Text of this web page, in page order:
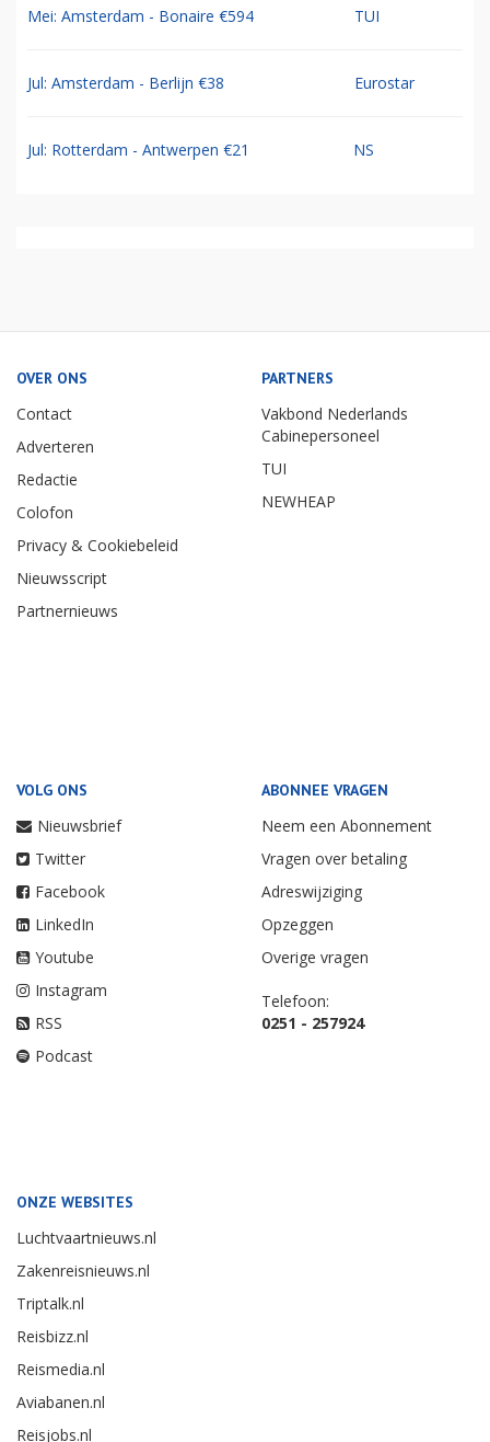
Mei: Amsterdam - Bonaire €594 TUI
Jul: Amsterdam - Berlijn €38 Eurostar
Jul: Rotterdam - Antwerpen €21 NS
OVER ONS
Contact
Adverteren
Redactie
Colofon
Privacy & Cookiebeleid
Nieuwsscript
Partnernieuws
PARTNERS
Vakbond Nederlands
Cabinepersoneel
TUI
NEWHEAP
VOLG ONS
Nieuwsbrief
Twitter
Facebook
LinkedIn
Youtube
Instagram
RSS
Podcast
ABONNEE VRAGEN
Neem een Abonnement
Vragen over betaling
Adreswijziging
Opzeggen
Overige vragen
Telefoon:
0251 - 257924
ONZE WEBSITES
Luchtvaartnieuws.nl
Zakenreisnieuws.nl
Triptalk.nl
Reisbizz.nl
Reismedia.nl
Aviabanen.nl
Reisjobs.nl